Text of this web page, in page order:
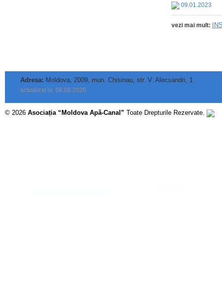
09.01.2023
vezi mai mult:
Adresa: Moldova, 2009, mun. Chisinau, str. V. Alecsandri, 1
actualizat la: 06.08.2026
© 2026 Asociația “Moldova Apă-Canal” Toate Drepturile Rezervate.